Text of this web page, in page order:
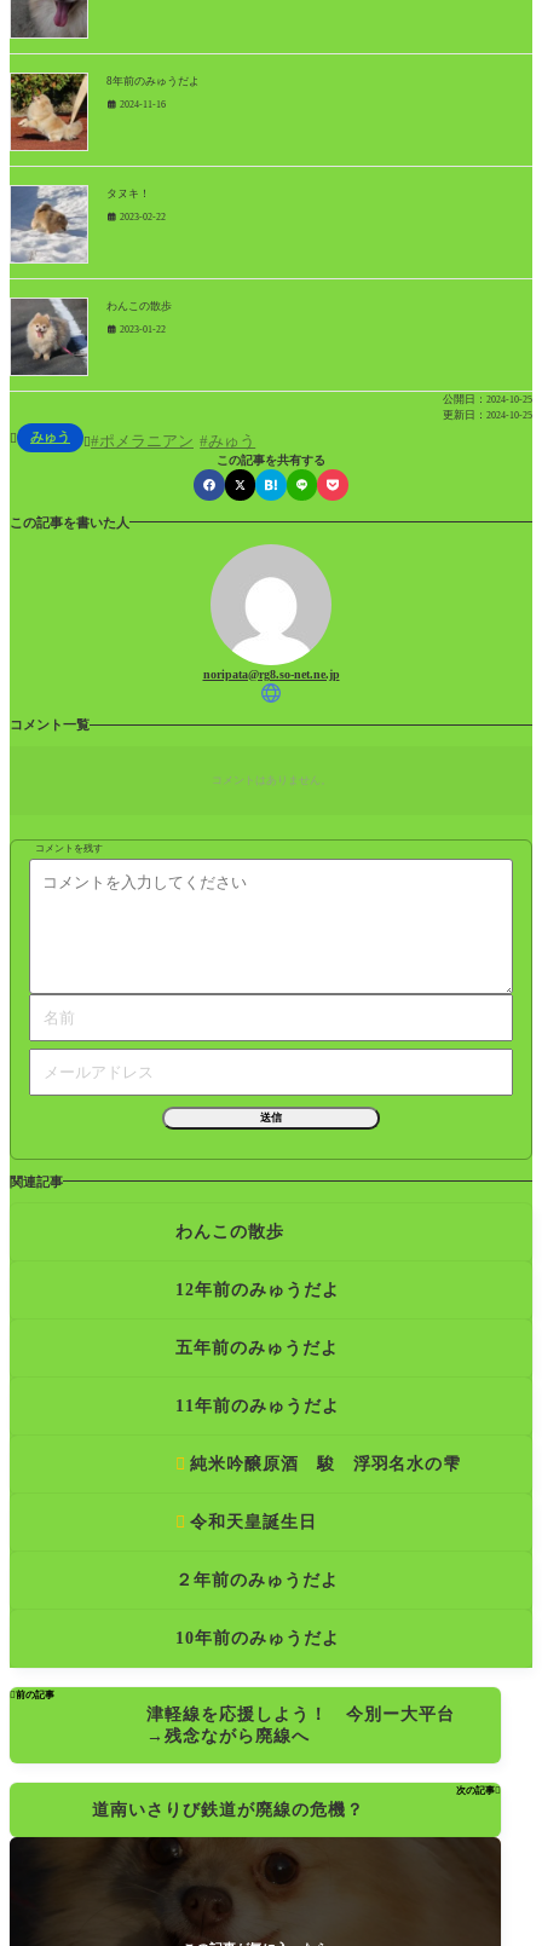
8年前のみゅうだよ
2024-11-16
タヌキ！
2023-02-22
わんこの散歩
2023-01-22
 みゅう  ポメラニアン みゅう
公開日： 2024-10-25
更新日： 2024-10-25
この記事を共有する
この記事を書いた人
noripata@rg8.so-net.ne.jp
コメント一覧
コメントはありません。
コメントを残す
関連記事
わんこの散歩
12年前のみゅうだよ
五年前のみゅうだよ
11年前のみゅうだよ
 純米吟醸原酒 駿 浮羽名水の雫
 令和天皇誕生日
２年前のみゅうだよ
10年前のみゅうだよ
前の記事
津軽線を応援しよう！ 今別ー大平台
→残念ながら廃線へ
次の記事
道南いさりび鉄道が廃線の危機？